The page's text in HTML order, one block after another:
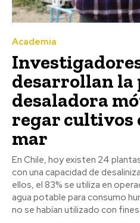
Academia
desarrollan la
desaladora
regar cultivos
mar
En Chile, hoy existen 24
con una capacidad de
ellos, el 83% se utiliza en
agua potable para consumo
no se habían utilizado con